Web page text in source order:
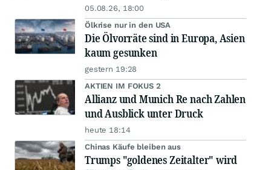
05.08.26, 18:00
Ölkrise nur in den USA
Die Ölvorräte sind in Europa, Asien
kaum gesunken
gestern 19:28
AKTIEN IM FOKUS 2
Allianz und Munich Re nach Zahlen
und Ausblick unter Druck
heute 18:14
Chinas Käufe bleiben aus
Trumps "goldenes Zeitalter" wird